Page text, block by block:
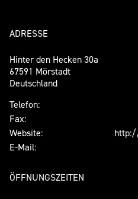
ADRESSE
Hinter den Hecken 30a
67591 Mörstadt
Deutschland
Telefon:
Fax:
Website:
E-Mail:
ÖFFNUNGSZEITEN